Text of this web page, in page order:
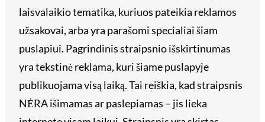
laisvalaikio tematika, kuriuos pateikia reklamos
užsakovai, arba yra parašomi specialiai šiam
puslapiui. Pagrindinis straipsnio išskirtinumas
yra tekstinė reklama, kuri šiame puslapyje
publikuojama visą laiką. Tai reiškia, kad straipsnis
NĖRA išimamas ar paslepiamas – jis lieka